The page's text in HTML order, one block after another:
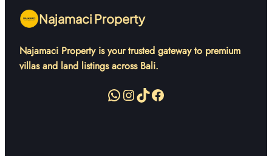
Najamaci Property
Najamaci Property is your trusted gateway to premium
villas and land listings across Bali.
WhatsApp InstagramTikTok Facebook